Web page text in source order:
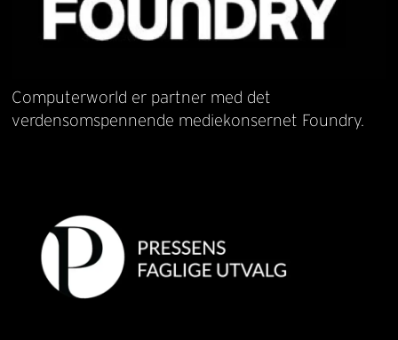
Computerworld er partner med det
verdensomspennende mediekonsernet Foundry.